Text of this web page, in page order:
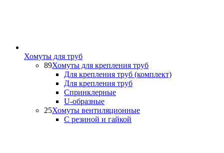
Хомуты для труб
89Хомуты для крепления труб
Для крепления труб (комплект)
Для крепления труб
Спринклерные
U-образные
25Хомуты вентиляционные
С резиной и гайкой